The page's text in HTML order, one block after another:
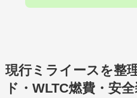
現行ミライースを整
ド・WLTC燃費・安